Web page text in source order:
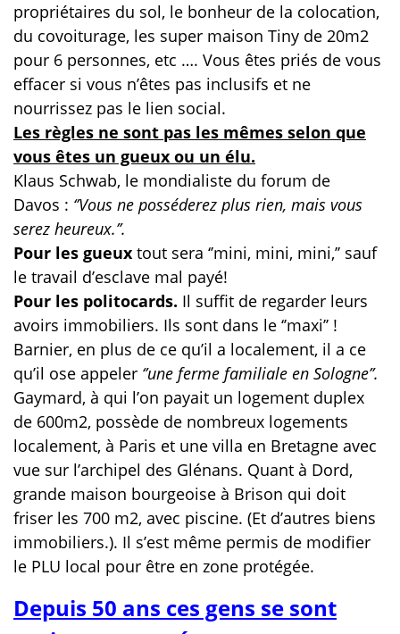
propriétaires du sol, le bonheur de la colocation,
du covoiturage, les super maison Tiny de 20m2
pour 6 personnes, etc …. Vous êtes priés de vous
effacer si vous n’êtes pas inclusifs et ne
nourrissez pas le lien social.
Les règles ne sont pas les mêmes selon que
vous êtes un gueux ou un élu.
Klaus Schwab, le mondialiste du forum de
Davos : ‘’Vous ne posséderez plus rien, mais vous
serez heureux.’’.
Pour les gueux tout sera ‘’mini, mini, mini,’’ sauf
le travail d’esclave mal payé!
Pour les politocards. Il suffit de regarder leurs
avoirs immobiliers. Ils sont dans le ‘’maxi’’ !
Barnier, en plus de ce qu’il a localement, il a ce
qu’il ose appeler ‘’une ferme familiale en Sologne’’.
Gaymard, à qui l’on payait un logement duplex
de 600m2, possède de nombreux logements
localement, à Paris et une villa en Bretagne avec
vue sur l’archipel des Glénans. Quant à Dord,
grande maison bourgeoise à Brison qui doit
friser les 700 m2, avec piscine. (Et d’autres biens
immobiliers.). Il s’est même permis de modifier
le PLU local pour être en zone protégée.
Depuis 50 ans ces gens se sont